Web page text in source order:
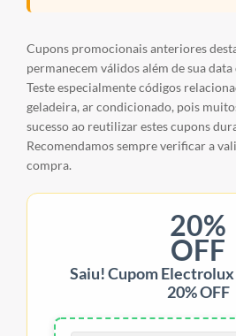
Cupons promocionais anteriores
permanecem válidos além de sua
Teste especialmente códigos
geladeira, ar condicionado, pois
sucesso ao reutilizar estes cupons
Recomendamos sempre verificar a
compra.
20%
OFF
Saiu! Cupom
20% OFF